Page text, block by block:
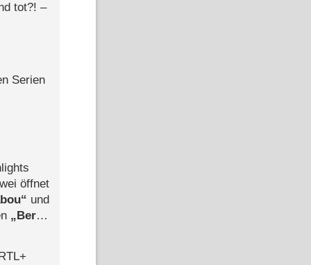
tot?! –
Serien
öffnet
und
Berlin